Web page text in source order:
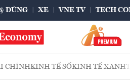
DÙNG XE VNE TV TECH
CHÍNHKINH TẾ SỐKINH TẾ XANH